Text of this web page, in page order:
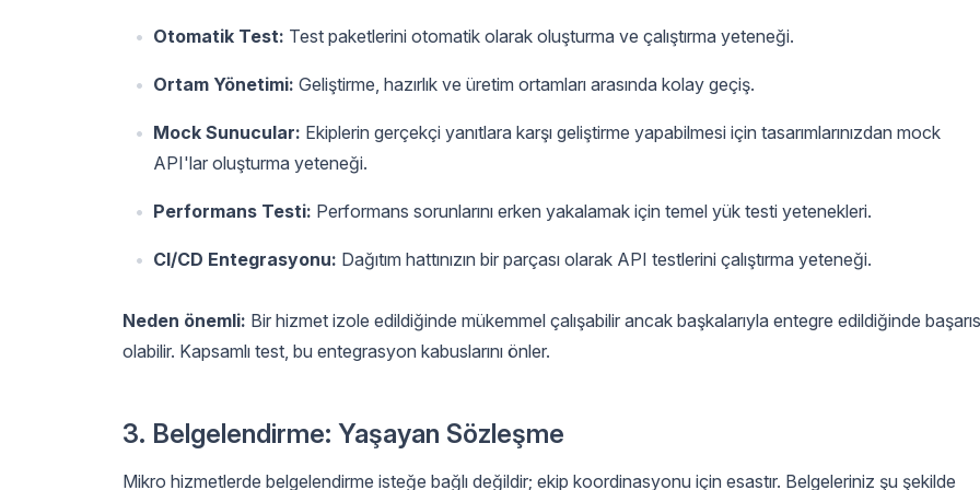
Otomatik Test: Test paketlerini otomatik olarak oluşturma ve çalıştırma yeteneği.
Ortam Yönetimi: Geliştirme, hazırlık ve üretim ortamları arasında kolay geçiş.
Mock Sunucular: Ekiplerin gerçekçi yanıtlara karşı geliştirme yapabilmesi için tasarımlarınızdan mock
API'lar oluşturma yeteneği.
Performans Testi: Performans sorunlarını erken yakalamak için temel yük testi yetenekleri.
CI/CD Entegrasyonu: Dağıtım hattınızın bir parçası olarak API testlerini çalıştırma yeteneği.
Neden önemli: Bir hizmet izole edildiğinde mükemmel çalışabilir ancak başkalarıyla entegre edildiğinde
olabilir. Kapsamlı test, bu entegrasyon kabuslarını önler.
3. Belgelendirme: Yaşayan Sözleşme
Mikro hizmetlerde belgelendirme isteğe bağlı değildir; ekip koordinasyonu için esastır. Belgeleriniz şu şekilde